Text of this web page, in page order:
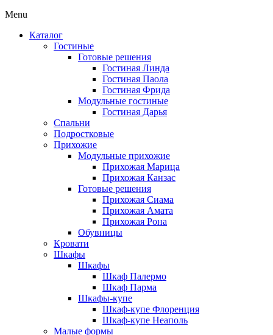
Menu
Каталог
Гостиные
Готовые решения
Гостиная Линда
Гостиная Паола
Гостиная Фрида
Модульные гостиные
Гостиная Дарья
Спальни
Подростковые
Прихожие
Модульные прихожие
Прихожая Марица
Прихожая Канзас
Готовые решения
Прихожая Сиама
Прихожая Амата
Прихожая Рона
Обувницы
Кровати
Шкафы
Шкафы
Шкаф Палермо
Шкаф Парма
Шкафы-купе
Шкаф-купе Флоренция
Шкаф-купе Неаполь
Малые формы